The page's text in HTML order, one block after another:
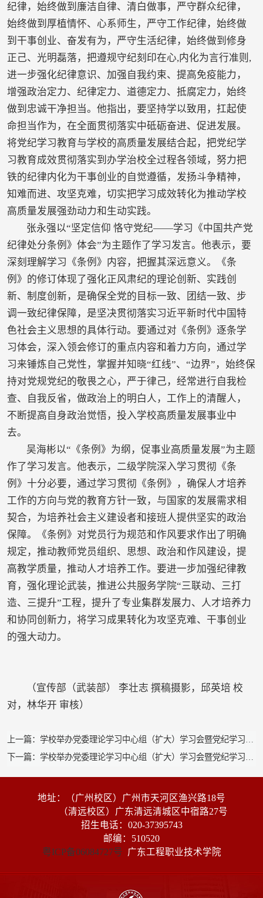
纪律，始终做到廉洁自律、清白做事，严守群众纪律，
始终做到厚植情怀、心系师生，严守工作纪律，始终做
到干事创业、奋发有为，严守生活纪律，始终做到修身
正己、光明磊落，把遵规守纪刻印在心,内化为言行准则,
进一步强化纪律意识、加强自我约束、提高免疫能力，
增强政治定力、纪律定力、道德定力、抵腐定力，始终
做到忠诚干净担当。他指出，要坚持学以致用，扛起使
命担当作为，在全面贯彻落实中砥砺奋进、促进发展。
将党纪学习教育与学校的高质量发展结合起，把党纪学
习教育成效贯彻落实到办学治校全过程各领域，努力把
铁的纪律内化为干事创业的自觉遵循，发扬斗争精神，
知难而进、攻坚克难，切实把学习成效转化为推动学校
高质量发展强劲动力和生动实践。
张永强以“坚定信仰 恪守党纪——学习《中国共产党
纪律处分条例》体会”为主题作了学习发言。他表示，要
深刻理解学习《条例》内容，把握其深远意义。《条
例》的修订体现了强化正风肃纪的理论创新、实践创
新、制度创新，是确保全党的目标一致、团结一致、步
调一致纪律保障，是坚决贯彻落实习近平新时代中国特
色社会主义思想的具体行动。要通过对《条例》逐条学
习体会，深入领会修订的重点内容和着力方向，通过学
习来锤炼自己党性，掌握并知晓“红线”、“边界”，始终保
持对党规党纪的敬畏之心，严于律己，经常进行自我检
查、自我反省，做政治上的明白人，工作上的清醒人，
不断提高自身政治觉悟，投入学校高质量发展事业中
去。
吴海彬以“《条例》为纲，促事业高质量发展”为主题
作了学习发言。他表示，二级学院深入学习贯彻《条
例》十分必要，通过学习贯彻《条例》，确保人才培养
工作的方向与党的教育方针一致，与国家的发展需求相
契合，为培养社会主义建设者和接班人提供坚实的政治
保障。《条例》对党员行为规范和作风要求作出了明确
规定，推动教师党员组织、思想、政治和作风建设，提
高教学质量，推动人才培养工作。要进一步加强纪律教
育，强化理论武装，推进公共服务学院“三联动、三打
造、三提升”工程，提升了专业集群发展力、人才培养力
和协同创新力，将学习成果转化为攻坚克难、干事创业
的强大动力。
（宣传部（武装部） 李壮志 撰稿摄影，邱英培 校
对，林华开 审核）
上一篇：学校举办党委理论学习中心组（扩大）学习会暨党纪学习教育读书班
地址：（广州校区）广州市天河区渔兴路18号
（清远校区）广东清远清城区中宿路27号
招生电话：020-37395743
邮编：510520
粤ICP备06084727号 广东工程职业技术学院